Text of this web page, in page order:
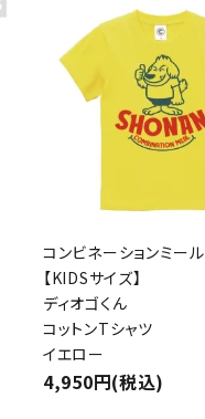
コンビネーションミール
【KIDSサイズ】
ディオゴくん
コットンTシャツ
イエロー
4,950円(税込)
カテゴリー